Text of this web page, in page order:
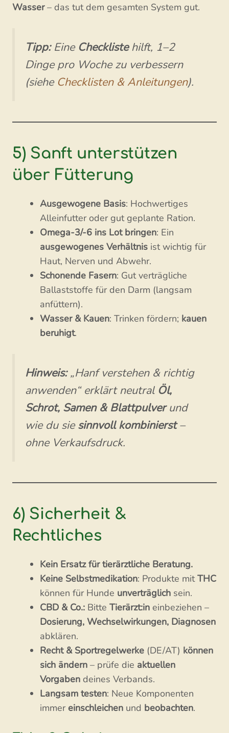
Wasser– das tut dem gesamten System gut.
Tipp:Eine Checklistehilft, 1–2
Dinge pro Woche zu verbessern
(siehe Checklisten & Anleitungen).
5) Sanft unterstützen
über Fütterung
Ausgewogene Basis: Hochwertiges
Alleinfutter oder gut geplante Ration.
Omega-3/-6 ins Lot bringen: Ein
ausgewogenes Verhältnis ist wichtig für
Haut, Nerven und Abwehr.
Schonende Fasern: Gut verträgliche
Ballaststoffe für den Darm (langsam
anfüttern).
Wasser & Kauen: Trinken fördern; kauen
beruhigt.
Hinweis:„Hanf verstehen & richtig
anwenden“ erklärt neutral Öl,
Schrot, Samen & Blattpulverund
wie du siesinnvoll kombinierst–
ohne Verkaufsdruck.
6) Sicherheit &
Rechtliches
Kein Ersatz für tierärztliche Beratung.
Keine Selbstmedikation: Produkte mitTHC
können für Hunde unverträglich sein.
CBD & Co.: Bitte Tierärzt:in einbeziehen –
Dosierung, Wechselwirkungen, Diagnosen
abklären.
Recht & Sportregelwerke (DE/AT) können
sich ändern – prüfe die aktuellen
Vorgaben deines Verbands.
Langsam testen: Neue Komponenten
immer einschleichen und beobachten.